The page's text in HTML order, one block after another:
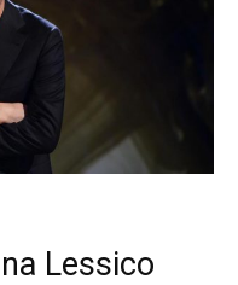
Lessico